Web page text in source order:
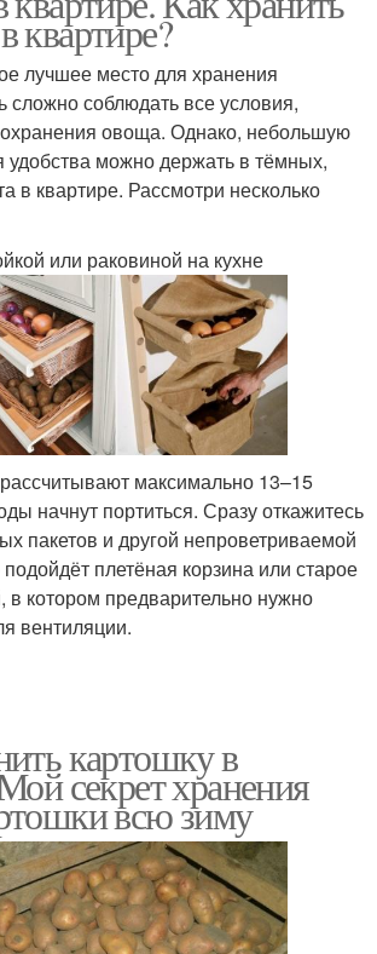
квартире?
лучшее место для хранения
сложно соблюдать все условия,
овоща. Однако, небольшую
удобства можно держать в тёмных,
в квартире. Рассмотри несколько
или раковиной на кухне
максимально 13–15
начнут портиться. Сразу откажитесь
пакетов и другой непроветриваемой
плетёная корзина или старое
в котором предварительно нужно
вентиляции.
картошку в
секрет хранения
всю зиму